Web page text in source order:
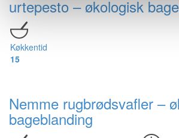
urtepesto – økologisk
Køkkentid
15
Nemme rugbrødsvafler –
bageblanding